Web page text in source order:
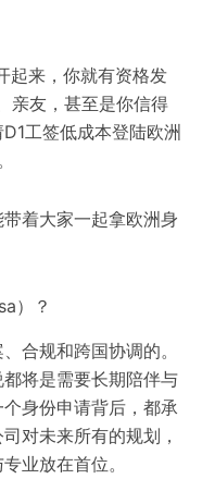
起来，你就有资格发
亲友，甚至是你信得
工签低成本登陆欧洲
着大家一起拿欧洲身
）？
合规和跨国协调的。
将是需要长期陪伴与
身份申请背后，都承
对未来所有的规划，
业放在首位。